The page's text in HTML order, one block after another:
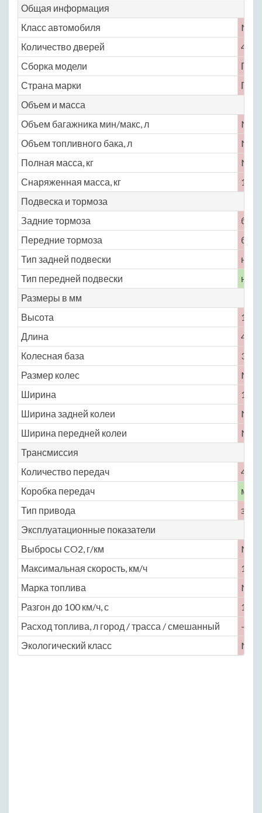
Общая информация
Класс автомобиля
No
Количество дверей
4
Сборка модели
Страна марки
Объем и масса
Объем багажника мин/макс, л
No
Объем топливного бака, л
No
Полная масса, кг
No
Снаряженная масса, кг
1780
Подвеска и тормоза
Задние тормоза
Передние тормоза
Тип задней подвески
Тип передней подвески
Размеры в мм
Высота
1640
Длина
4950
Колесная база
3050
Размер колес
No
Ширина
1840
Ширина задней колеи
No
Ширина передней колеи
No
Трансмиссия
Количество передач
4
Коробка передач
Тип привода
Эксплуатационные показатели
Выбросы CO2, г/км
No
Максимальная скорость, км/ч
160
Марка топлива
No
Разгон до 100 км/ч, с
18
Расход топлива, л город / трасса / смешанный
— /
Экологический класс
No